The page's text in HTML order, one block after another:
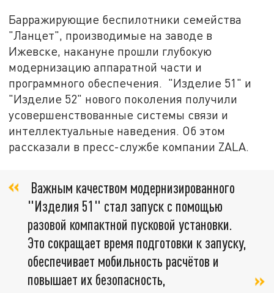
Барражирующие беспилотники семейства
"Ланцет", производимые на заводе в
Ижевске, накануне прошли глубокую
модернизацию аппаратной части и
программного обеспечения. "Изделие 51" и
"Изделие 52" нового поколения получили
усовершенствованные системы связи и
интеллектуальные наведения. Об этом
рассказали в пресс-службе компании ZALA.
Важным качеством модернизированного
"Изделия 51" стал запуск с помощью
разовой компактной пусковой установки.
Это сокращает время подготовки к запуску,
обеспечивает мобильность расчётов и
повышает их безопасность,